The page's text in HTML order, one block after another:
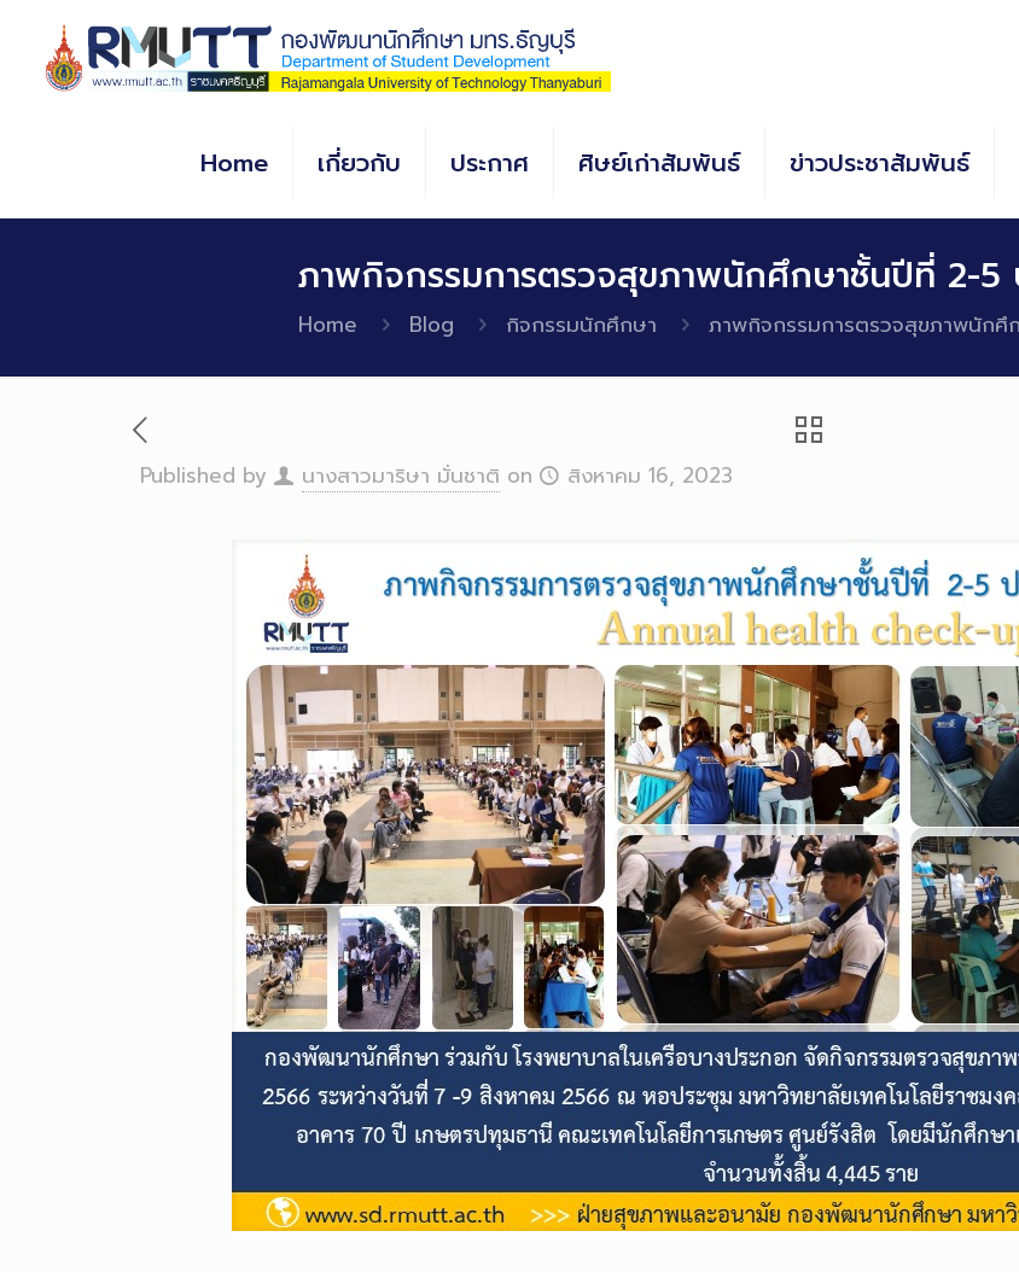
Content
Home เกี่ยวกับ ประกาศ ศิษย์เก่าสัมพันธ์ ข่าวประชาสัมพันธ์
ภาพกิจกรรมการตรวจสุขภาพนักศึกษาชั้นปีที่ 2-5
Home Blog กิจกรรมนักศึกษา ภาพกิจกรรมการตรวจสุขภาพนักศึ
Published by นางสาวมาริษา มั่นชาติ on สิงหาคม 16, 2023